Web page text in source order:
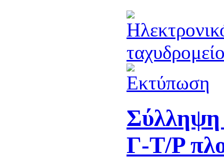
Σύλληψη
Γ-Τ/Ρ